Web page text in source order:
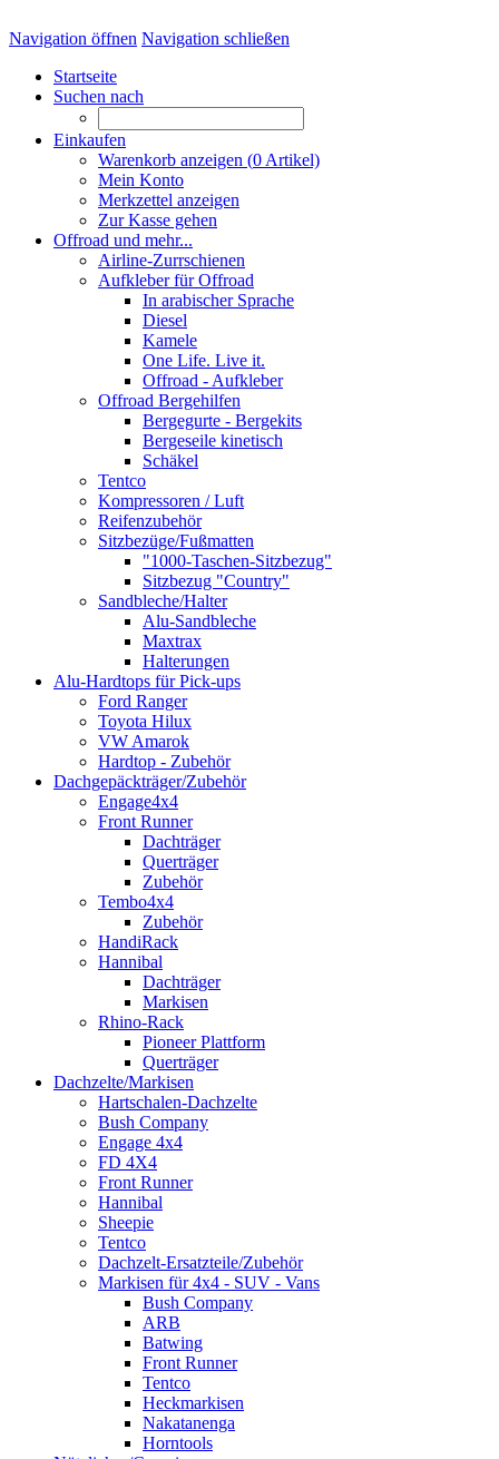
Navigation öffnen Navigation schließen
Startseite
Suchen nach
Einkaufen
Warenkorb anzeigen (0 Artikel)
Mein Konto
Merkzettel anzeigen
Zur Kasse gehen
Offroad und mehr...
Airline-Zurrschienen
Aufkleber für Offroad
In arabischer Sprache
Diesel
Kamele
One Life. Live it.
Offroad - Aufkleber
Offroad Bergehilfen
Bergegurte - Bergekits
Bergeseile kinetisch
Schäkel
Tentco
Kompressoren / Luft
Reifenzubehör
Sitzbezüge/Fußmatten
"1000-Taschen-Sitzbezug"
Sitzbezug "Country"
Sandbleche/Halter
Alu-Sandbleche
Maxtrax
Halterungen
Alu-Hardtops für Pick-ups
Ford Ranger
Toyota Hilux
VW Amarok
Hardtop - Zubehör
Dachgepäckträger/Zubehör
Engage4x4
Front Runner
Dachträger
Querträger
Zubehör
Tembo4x4
Zubehör
HandiRack
Hannibal
Dachträger
Markisen
Rhino-Rack
Pioneer Plattform
Querträger
Dachzelte/Markisen
Hartschalen-Dachzelte
Bush Company
Engage 4x4
FD 4X4
Front Runner
Hannibal
Sheepie
Tentco
Dachzelt-Ersatzteile/Zubehör
Markisen für 4x4 - SUV - Vans
Bush Company
ARB
Batwing
Front Runner
Tentco
Heckmarkisen
Nakatanenga
Horntools